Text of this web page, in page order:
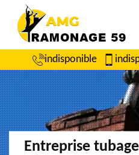
indisponible
Entreprise